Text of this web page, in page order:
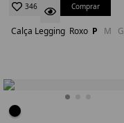
346 Comprar
Calça Legging Roxo P M G